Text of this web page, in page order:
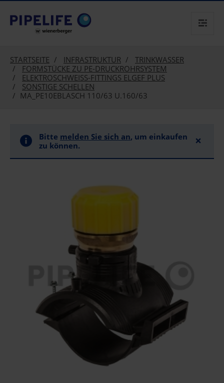
text.skipToContent
text.skipToNavigation
STARTSEITE INFRASTRUKTUR
TRINKWASSER
FORMSTÜCKE ZU PE-DRUCKROHRSYSTEM
ELEKTROSCHWEISS-FITTINGS ELGEF PLUS
SONSTIGE SCHELLEN
MA_PE10EBLASCH 110/63 U.160/63
Bitte melden Sie sich an, um einkaufen
zu können.
×